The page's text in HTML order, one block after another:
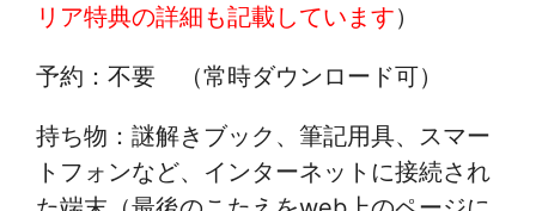
リア特典の詳細も記載しています）
予約：不要 （常時ダウンロード可）
持ち物：謎解きブック、筆記用具、スマー
トフォンなど、インターネットに接続され